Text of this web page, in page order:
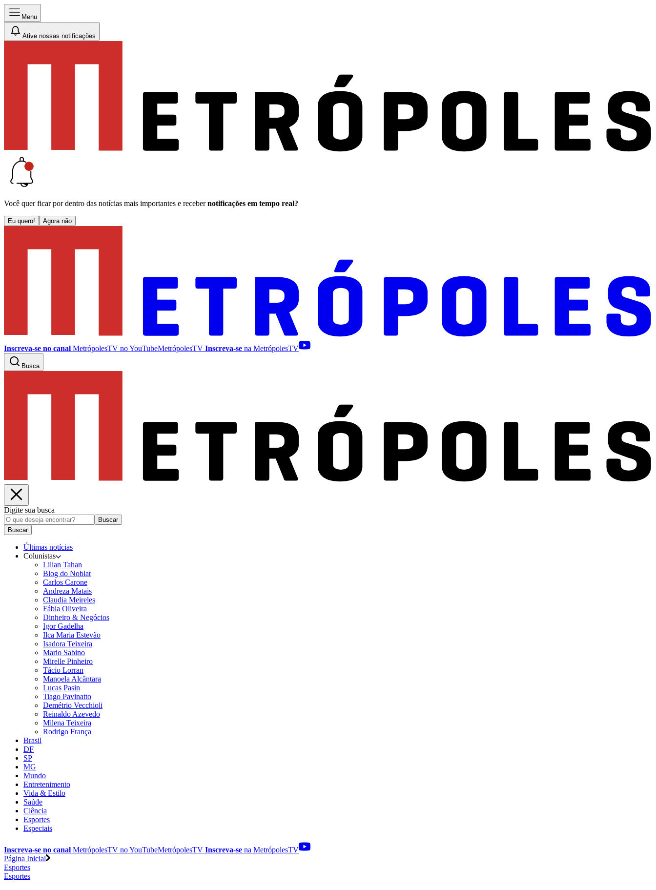
Menu
Ative nossas notificações
Você quer ficar por dentro das notícias mais importantes e receber notificações em tempo real?
Eu quero! Agora não
Inscreva-se no canal MetrópolesTV noYouTubeMetrópolesTV Inscreva-se na MetrópolesTV
Busca
Digite sua busca
Buscar
Buscar
Últimas notícias
Colunistas
Lilian Tahan
Blog do Noblat
Carlos Carone
Andreza Matais
Claudia Meireles
Fábia Oliveira
Dinheiro & Negócios
Igor Gadelha
Ilca Maria Estevão
Isadora Teixeira
Mario Sabino
Mirelle Pinheiro
Tácio Lorran
Manoela Alcântara
Lucas Pasin
Tiago Pavinatto
Demétrio Vecchioli
Reinaldo Azevedo
Milena Teixeira
Rodrigo França
Brasil
DF
SP
MG
Mundo
Entretenimento
Vida & Estilo
Saúde
Ciência
Esportes
Especiais
Inscreva-se no canal MetrópolesTV noYouTubeMetrópolesTV Inscreva-se na MetrópolesTV
Página Inicial
Esportes
Esportes